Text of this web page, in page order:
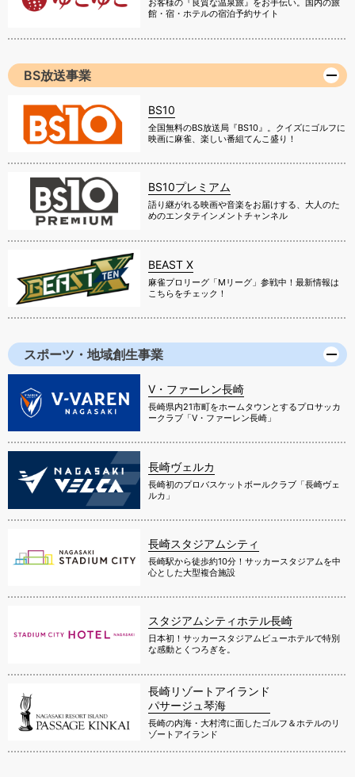
お客様の『良質な温泉旅』をお手伝い。国内の旅
館・宿・ホテルの宿泊予約サイト
BS放送事業
BS10
全国無料のBS放送局『BS10』。クイズにゴルフに
映画に麻雀、楽しい番組てんこ盛り！
BS10プレミアム
語り継がれる映画や音楽をお届けする、大人のた
めのエンタテインメントチャンネル
BEAST X
麻雀プロリーグ「Mリーグ」参戦中！最新情報は
こちらをチェック！
スポーツ・地域創生事業
V・ファーレン長崎
長崎県内21市町をホームタウンとするプロサッカ
ークラブ「V・ファーレン長崎」
長崎ヴェルカ
長崎初のプロバスケットボールクラブ「長崎ヴェ
ルカ」
長崎スタジアムシティ
長崎駅から徒歩約10分！サッカースタジアムを中
心とした大型複合施設
スタジアムシティホテル長崎
日本初！サッカースタジアムビューホテルで特別
な感動とくつろぎを。
長崎リゾートアイランド
パサージュ琴海
長崎の内海・大村湾に面したゴルフ＆ホテルのリ
ゾートアイランド